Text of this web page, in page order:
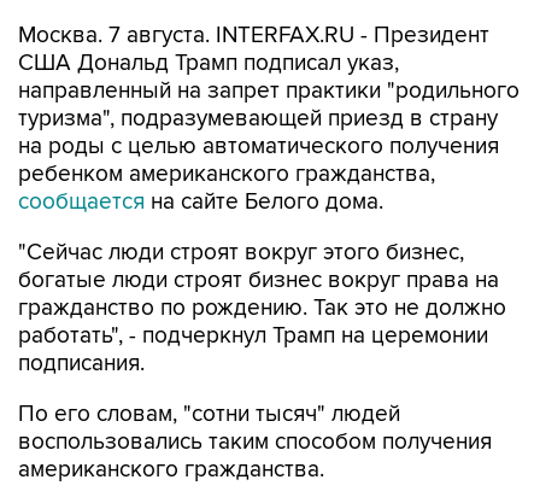
Москва. 7 августа. INTERFAX.RU - Президент
США Дональд Трамп подписал указ,
направленный на запрет практики "родильного
туризма", подразумевающей приезд в страну
на роды с целью автоматического получения
ребенком американского гражданства,
сообщается на сайте Белого дома.
"Сейчас люди строят вокруг этого бизнес,
богатые люди строят бизнес вокруг права на
гражданство по рождению. Так это не должно
работать", - подчеркнул Трамп на церемонии
подписания.
По его словам, "сотни тысяч" людей
воспользовались таким способом получения
американского гражданства.